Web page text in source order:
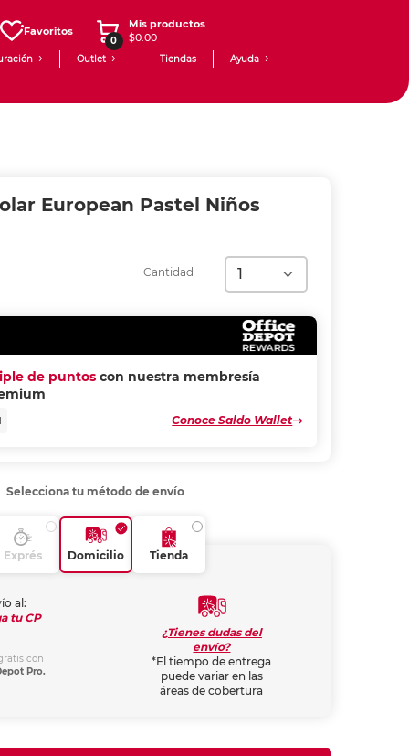
Favoritos
0
Mis productos
$0.00
Outlet Tiendas Ayuda
European Pastel Niños
Cantidad
de puntos con nuestra membresía
Conoce Saldo Wallet
Selecciona tu método de envío
Exprés Domicilio Tienda
al:
tu CP
con
Pro.
¿Tienes dudas del
envío?
*El tiempo de entrega
puede variar en las
áreas de cobertura